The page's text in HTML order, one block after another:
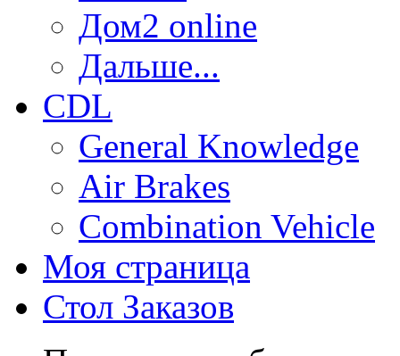
Дом2 online
Дальше...
CDL
General Knowledge
Air Brakes
Combination Vehicle
Моя страница
Стол Заказов